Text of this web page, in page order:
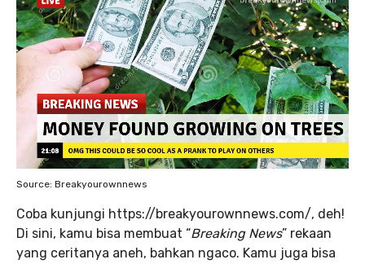
Source: Breakyourownnews
Coba kunjungi https://breakyourownnews.com/, deh!
Di sini, kamu bisa membuat “Breaking News” rekaan
yang ceritanya aneh, bahkan ngaco. Kamu juga bisa